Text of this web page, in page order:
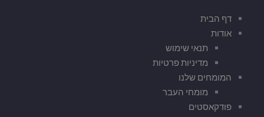
דף הבית
אודות
תנאי שימוש
מדיניות פרטיות
המומחים שלנו
מומחי העבר
פודקאסטים